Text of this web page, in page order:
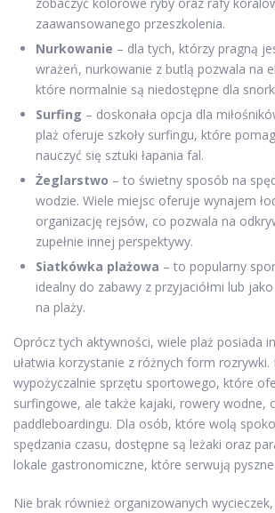
zaawansowanego przeszkolenia.
Nurkowanie – dla tych, którzy pragną
wrażeń, nurkowanie z butlą pozwala na
które normalnie są niedostępne dla
Surfing – doskonała opcja dla
plaż oferuje szkoły surfingu, które
nauczyć się sztuki łapania fal.
Żeglarstwo – to świetny sposób na
wodzie. Wiele miejsc oferuje wynajem
organizację rejsów, co pozwala na
zupełnie innej perspektywy.
Siatkówka plażowa – to popularny
idealny do zabawy z przyjaciółmi lub
na plaży.
Oprócz tych aktywności, wiele plaż posiada
ułatwia korzystanie z różnych form rozrywki.
wypożyczalnie sprzętu sportowego, które
surfingowe, ale także kajaki, rowery wodne,
paddleboardingu. Dla osób, które wolą
spędzania czasu, dostępne są leżaki oraz
lokale gastronomiczne, które serwują
Nie brak również organizowanych